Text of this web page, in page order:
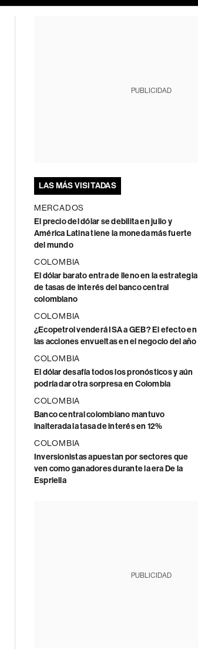
PUBLICIDAD
LAS MÁS VISITADAS
MERCADOS
El precio del dólar se debilita en julio y
América Latina tiene la moneda más fuerte
del mundo
COLOMBIA
El dólar barato entra de lleno en la estrategia
de tasas de interés del banco central
colombiano
COLOMBIA
¿Ecopetrol venderá ISA a GEB? El efecto en
las acciones envueltas en el negocio del año
COLOMBIA
El dólar desafía todos los pronósticos y aún
podría dar otra sorpresa en Colombia
COLOMBIA
Banco central colombiano mantuvo
inalterada la tasa de interés en 12%
COLOMBIA
Inversionistas apuestan por sectores que
ven como ganadores durante la era De la
Espriella
PUBLICIDAD